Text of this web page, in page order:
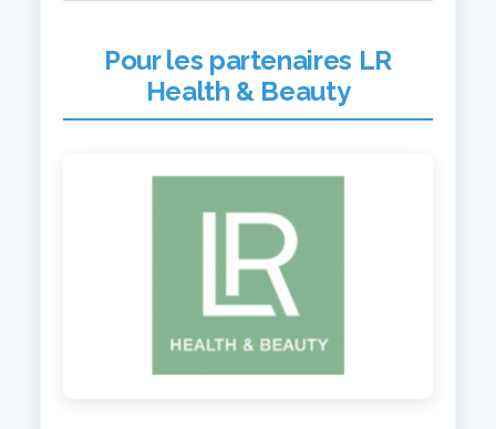
Pour les partenaires LR
Health & Beauty